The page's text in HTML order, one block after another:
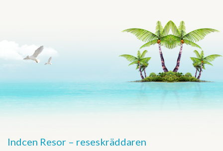
Indcen Resor – reseskräddaren